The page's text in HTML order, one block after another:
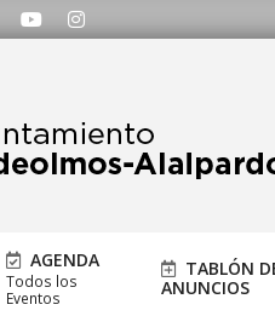
AGENDA
Todos los
Eventos
TABLÓN
ANUNCIOS